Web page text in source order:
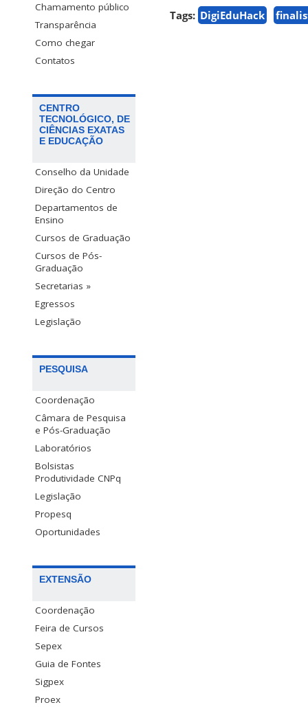
Chamamento público
Transparência
Como chegar
Contatos
CENTRO
TECNOLÓGICO, DE
CIÊNCIAS EXATAS
E EDUCAÇÃO
Conselho da Unidade
Direção do Centro
Departamentos de
Ensino
Cursos de Graduação
Cursos de Pós-
Graduação
Secretarias »
Egressos
Legislação
PESQUISA
Coordenação
Câmara de Pesquisa
e Pós-Graduação
Laboratórios
Bolsistas
Produtividade CNPq
Legislação
Propesq
Oportunidades
EXTENSÃO
Coordenação
Feira de Cursos
Sepex
Guia de Fontes
Sigpex
Proex
Tags: DigiEduHack